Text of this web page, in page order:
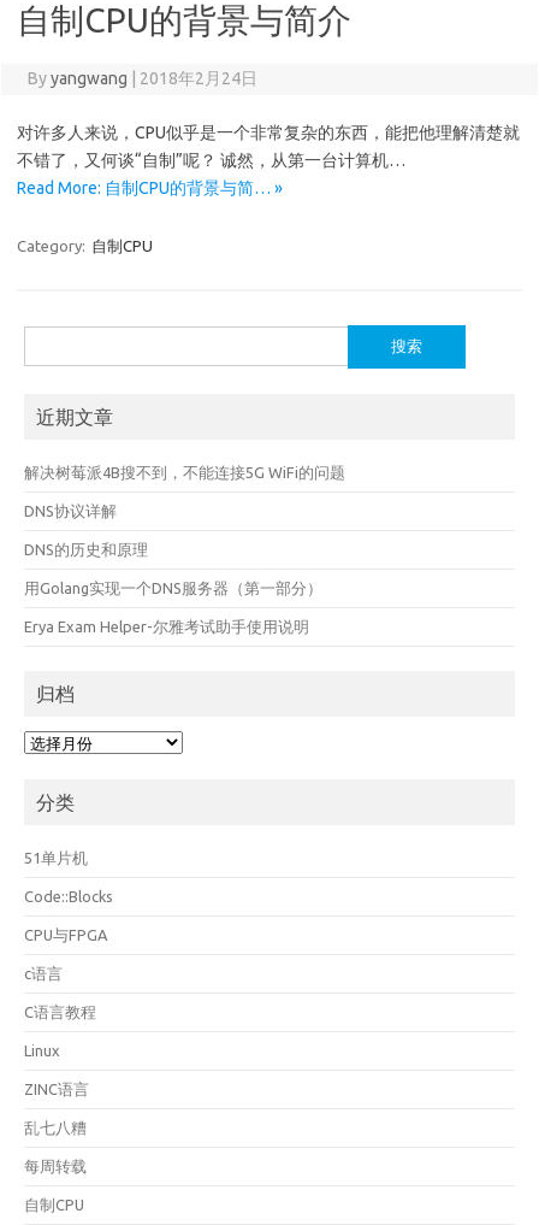
自制CPU的背景与简介
Byyangwang 2018年2月24日
对许多人来说，CPU似乎是一个非常复杂的东西，能把他理解清楚就
不错了，又何谈“自制”呢？ 诚然，从第一台计算机…
Read More: 自制CPU的背景与简… »
Category: 自制CPU
索：
近期文章
解决树莓派4B搜不到，不能连接5G WiFi的问题
DNS协议详解
DNS的历史和原理
用Golang实现一个DNS服务器（第一部分）
Erya Exam Helper-尔雅考试助手使用说明
归档
归
分类
51单片机
Code::Blocks
CPU与FPGA
c语言
C语言教程
Linux
ZINC语言
乱七八糟
每周转载
自制CPU